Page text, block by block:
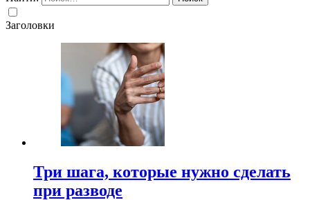
Заголовки
Три шага, которые нужно сделать
при разводе